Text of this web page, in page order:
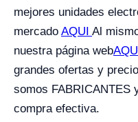
mejores unidades
mercado AQUI Al
nuestra página web
grandes ofertas y
somos FABRICANTES
compra efectiva.